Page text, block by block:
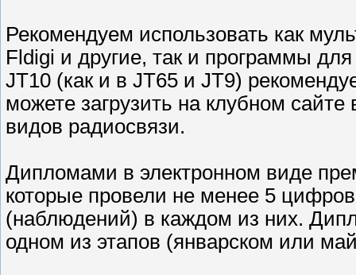
Рекомендуем использовать как
Fldigi и другие, так и программы
JT10 (как и в JT65 и JT9)
можете загрузить на клубном
видов радиосвязи.
Дипломами в электронном виде
которые провели не менее 5
(наблюдений) в каждом из них.
одном из этапов (январском или